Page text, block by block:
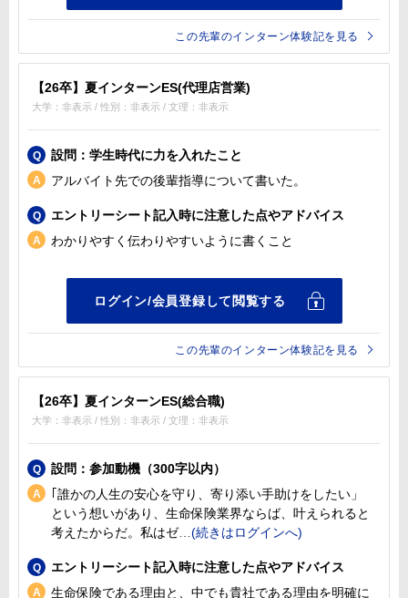
この先輩のインターン体験記を見る
【26卒】夏インターンES(代理店営業)
大学：非表示 / 性別：非表示 / 文理：非表示
設問：学生時代に力を入れたこと
アルバイト先での後輩指導について書いた。
エントリーシート記入時に注意した点やアドバイス
わかりやすく伝わりやすいように書くこと
この先輩のインターン体験記を見る
【26卒】夏インターンES(総合職)
大学：非表示 / 性別：非表示 / 文理：非表示
設問：参加動機（300字以内）
｢誰かの人生の安心を守り、寄り添い手助けをしたい」
という想いがあり、生命保険業界ならば、叶えられると
考えたからだ。私はゼ
エントリーシート記入時に注意した点やアドバイス
生命保険である理由と、中でも貴社である理由を明確に